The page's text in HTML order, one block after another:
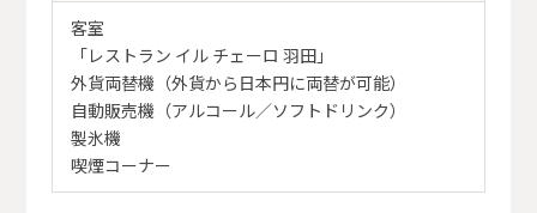
客室
「レストラン イル チェーロ 羽田」
外貨両替機（外貨から日本円に両替が可能）
自動販売機（アルコール／ソフトドリンク）
製氷機
喫煙コーナー